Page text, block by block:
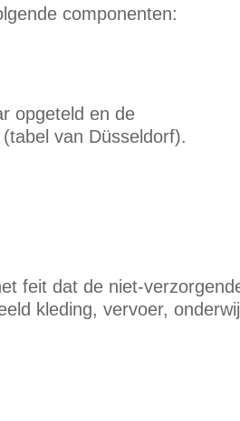
componenten:
opgeteld en de
van Düsseldorf).
feit dat de niet-
kleding, vervoer,